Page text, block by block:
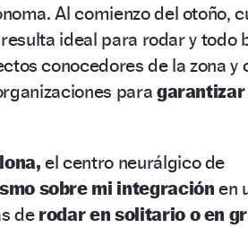
Al comienzo del otoño,
ideal para rodar y todo
conocedores de la zona y
paragarantizar
el centro neurálgico de
sobre mi integraciónen
derodar en solitario o en